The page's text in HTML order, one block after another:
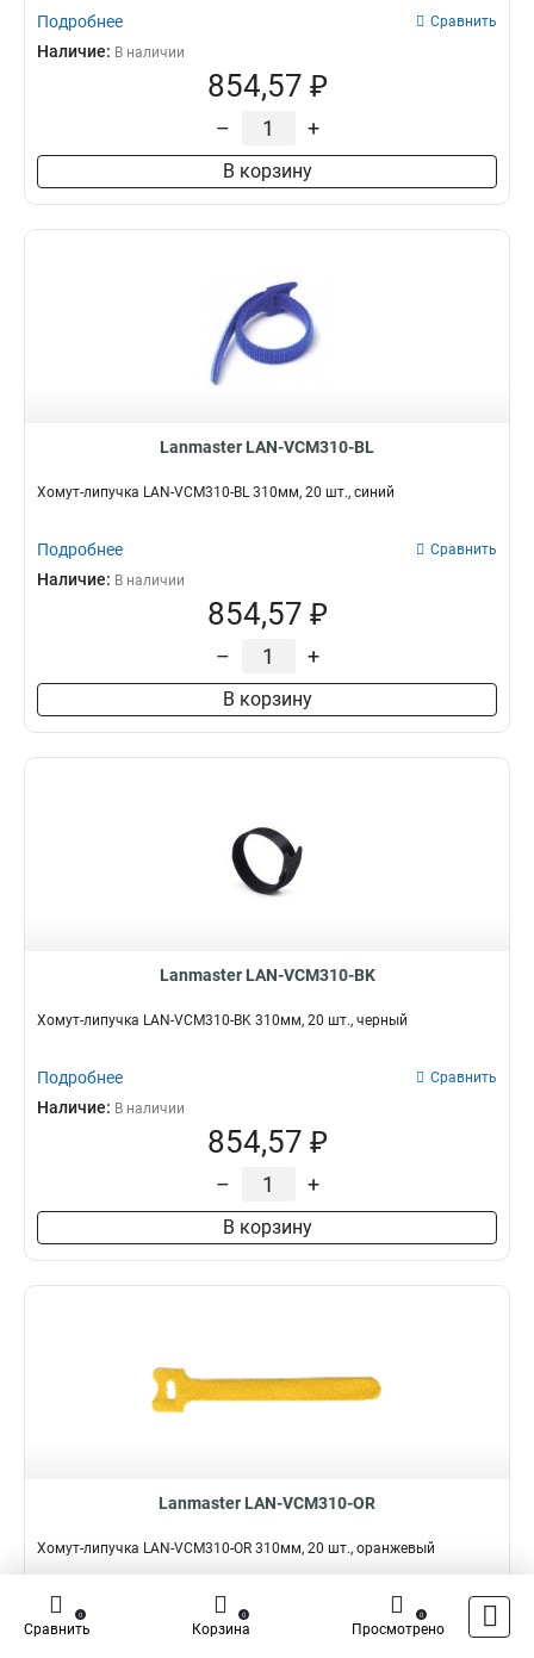
Подробнее Сравнить
Наличие: В наличии
854,57 ₽
– +
В корзину
Lanmaster LAN-VCM310-BL
Хомут-липучка LAN-VCM310-BL 310мм, 20 шт., синий
Подробнее Сравнить
Наличие: В наличии
854,57 ₽
– +
В корзину
Lanmaster LAN-VCM310-BK
Хомут-липучка LAN-VCM310-BK 310мм, 20 шт., черный
Подробнее Сравнить
Наличие: В наличии
854,57 ₽
– +
В корзину
Lanmaster LAN-VCM310-OR
Хомут-липучка LAN-VCM310-OR 310мм, 20 шт., оранжевый
Подробнее Сравнить
Наличие:
Сравнить
0
Корзина
0
Просмотрено
0